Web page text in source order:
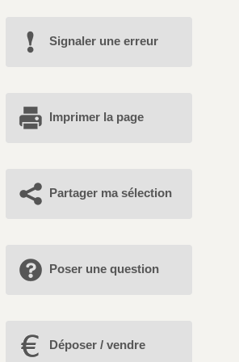
Signaler une erreur
Imprimer la page
Partager ma sélection
Poser une question
Déposer / vendre